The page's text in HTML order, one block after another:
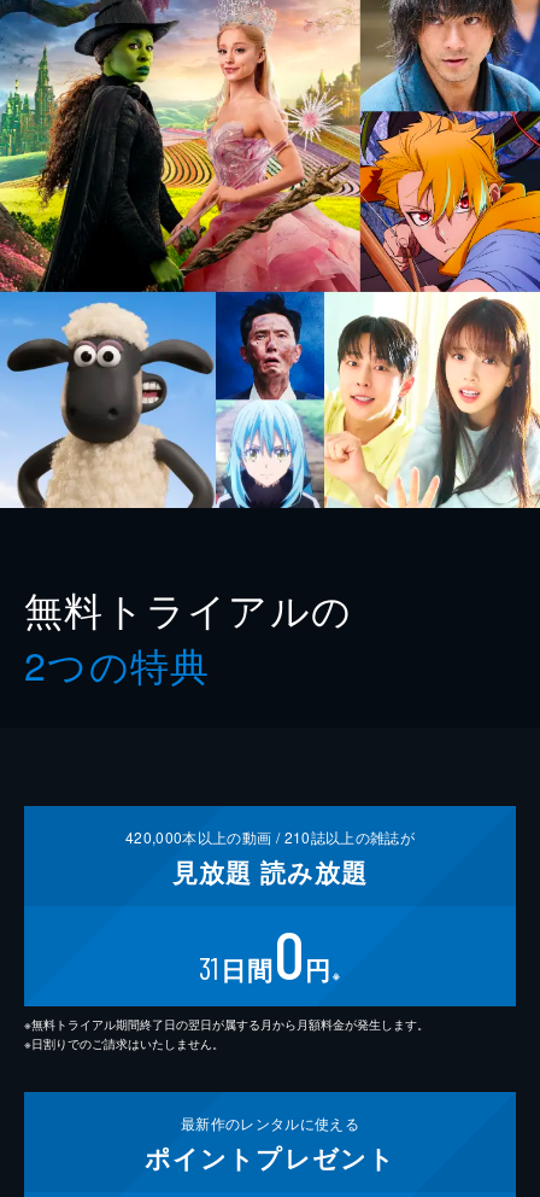
無料トライアルの
2つの特典
420,000本以上の動画 /210誌以上の雑誌が
見放題 読み放題
31 日間0円 ※
※無料トライアル期間終了日の翌日が属する月から月額料金が発生します。
※日割りでのご請求はいたしません。
最新作のレンタルに使える
ポイント プレゼント